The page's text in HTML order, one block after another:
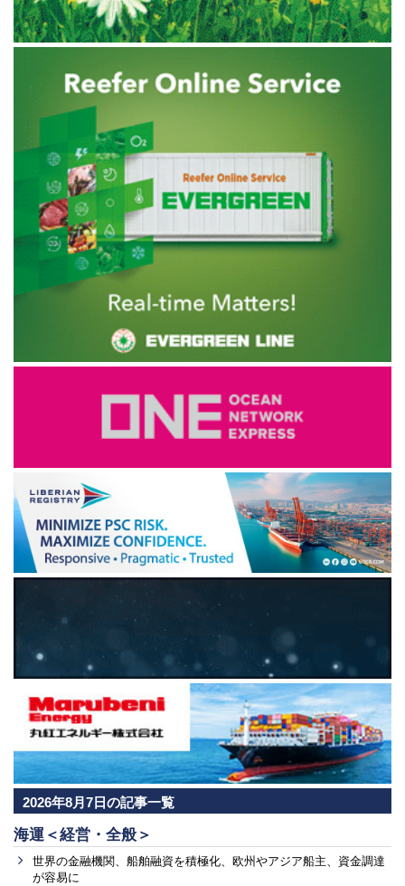
2026年8月7日の記事一覧
海運＜経営・全般＞
世界の金融機関、船舶融資を積極化、欧州やアジア船主、資金調達
が容易に